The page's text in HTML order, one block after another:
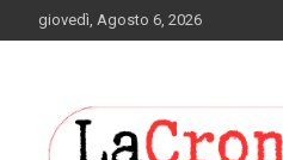
to
giovedì, Agosto 6, 2026